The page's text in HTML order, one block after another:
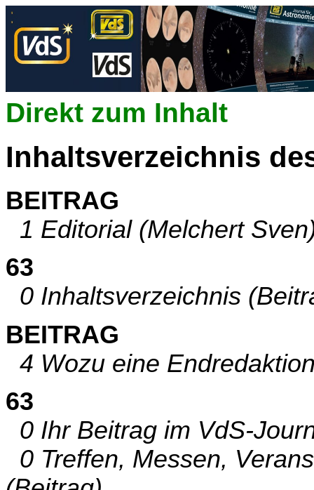
Direkt zum Inhalt
Inhaltsverzeichnis
BEITRAG
1 Editorial (Melchert
63
0 Inhaltsverzeichnis
BEITRAG
4 Wozu eine
63
0 Ihr Beitrag im VdS-
0 Treffen, Messen,